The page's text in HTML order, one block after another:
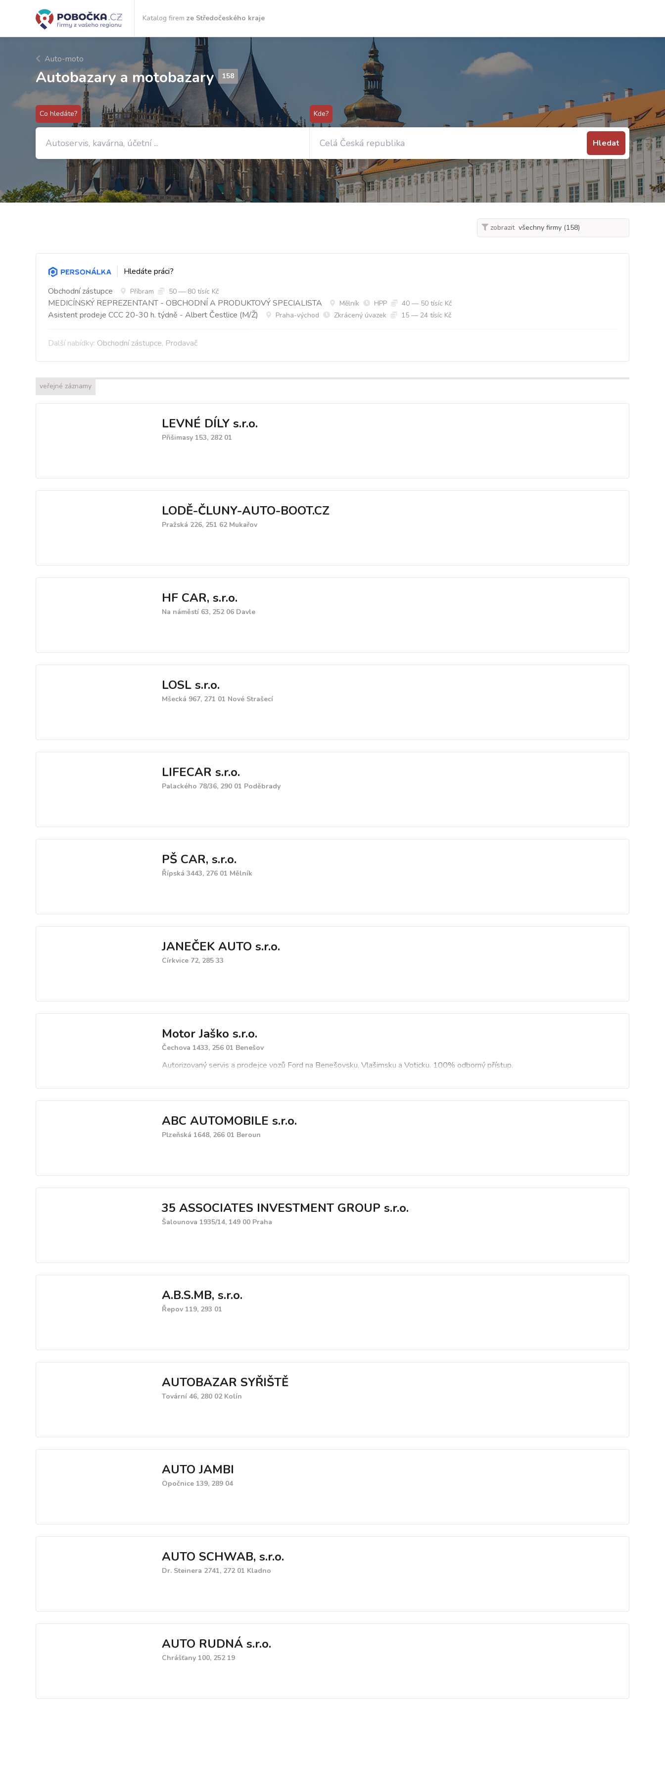
Katalog firem ze Středočeského kraje
Auto-moto
Autobazary a motobazary 158
Co hledáte? Kde?
Hledat
zobrazit
Hledáte práci?
Obchodní zástupce
Příbram 50 — 80 tísíc Kč
MEDICÍNSKÝ REPREZENTANT - OBCHODNÍ A PRODUKTOVÝ SPECIALISTA Mělník HPP 40 — 50 tísíc Kč
Asistent prodeje CCC 20-30 h. týdně - Albert Čestlice (M/Ž) Praha-východ Zkrácený úvazek 15 — 24 tísíc Kč
Další nabídky: Obchodní zástupce, Prodavač
veřejné záznamy
LEVNÉ DÍLY s.r.o.
Přišimasy 153, 282 01
LODĚ-ČLUNY-AUTO-BOOT.CZ
Pražská 226, 251 62 Mukařov
HF CAR, s.r.o.
Na náměstí 63, 252 06 Davle
LOSL s.r.o.
Mšecká 967, 271 01 Nové Strašecí
LIFECAR s.r.o.
Palackého 78/36, 290 01 Poděbrady
PŠ CAR, s.r.o.
Řípská 3443, 276 01 Mělník
JANEČEK AUTO s.r.o.
Církvice 72, 285 33
Motor Jaško s.r.o.
Čechova 1433, 256 01 Benešov
Autorizovaný servis a prodejce vozů Ford na Benešovsku, Vlašimsku a Voticku. 100% odborný přístup.
ABC AUTOMOBILE s.r.o.
Plzeňská 1648, 266 01 Beroun
35 ASSOCIATES INVESTMENT GROUP s.r.o.
Šalounova 1935/14, 149 00 Praha
A.B.S.MB, s.r.o.
Řepov 119, 293 01
AUTOBAZAR SYŘIŠTĚ
Tovární 46, 280 02 Kolín
AUTO JAMBI
Opočnice 139, 289 04
AUTO SCHWAB, s.r.o.
Dr. Steinera 2741, 272 01 Kladno
AUTO RUDNÁ s.r.o.
Chrášťany 100, 252 19